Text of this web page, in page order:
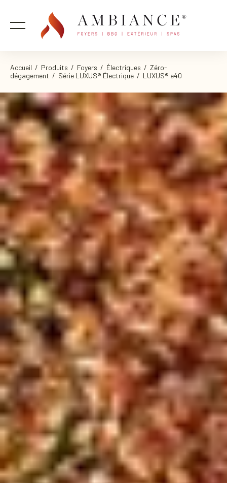
Accueil / Produits / Foyers / Électriques / Zéro-
dégagement / Série LUXUS® Électrique / LUXUS® e40